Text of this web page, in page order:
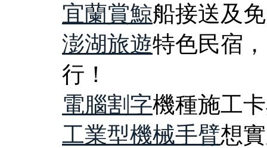
宜蘭賞鯨船接送及
澎湖旅遊特色民宿
行！
電腦割字機種施工
工業型機械手臂想